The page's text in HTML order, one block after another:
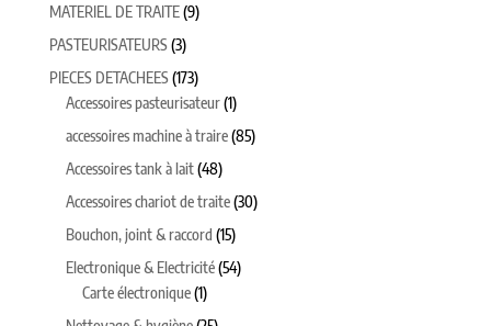
MATERIEL DE TRAITE 99
PASTEURISATEURS 33
produits
PIECES DETACHEES 173173
produits
Accessoires pasteurisateur 11
produit
accessoires machine à traire 8585
Accessoires tank à lait 4848
produits
Accessoires chariot de traite 3030
Bouchon, joint & raccord 1515
produits
Electronique & Electricité 5454
Carte électronique 11
produit